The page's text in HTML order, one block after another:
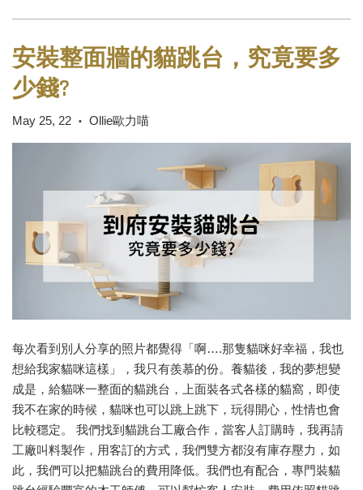
安裝整面牆的貓跳台，究竟要多
少錢?
May 25, 22 • Ollie歐力喵
每次看到別人分享的照片都覺得「啊….那隻貓咪好幸福，我也
想給我家貓咪這樣」，我只有羨慕的份。養貓後，我的夢想變
成是，給貓咪一整面的貓跳台，上面裝各式各樣的貓窩，即使
我不在家的時候，貓咪也可以跳上跳下，玩得開心，性情也會
比較穩定。 我們找到貓跳台工廠合作，當客人訂購時，我再請
工廠叫料製作，用客訂的方式，我們雙方都沒有庫存壓力，如
此，我們可以把貓跳台的費用降低。我們也有配合，專門裝貓